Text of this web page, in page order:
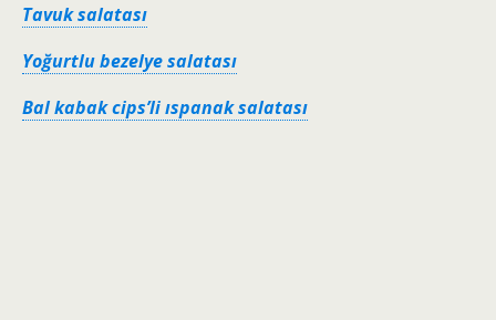
Tavuk salatası
Yoğurtlu bezelye salatası
Bal kabak cips’li ıspanak salatası